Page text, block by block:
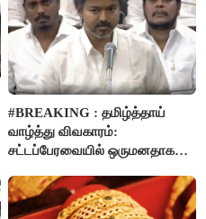
அறிவிப்பு..!
#BREAKING : தமிழ்த்தாய்
வாழ்த்து விவகாரம்:
சட்டப்பேரவையில் ஒருமனதாக